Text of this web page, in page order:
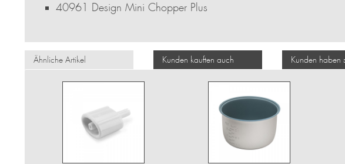
40961 Design Mini Chopper Plus
Ähnliche Artikel Kunden kauften auch Kunden haben